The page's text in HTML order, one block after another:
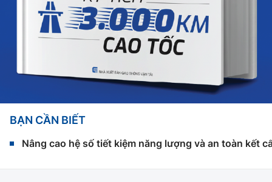
BẠN CẦN BIẾT
Nâng cao hệ số tiết kiệm năng lượng và an toàn kết